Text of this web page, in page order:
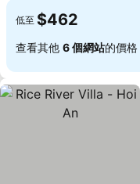
低至 $462
查看其他 6 個網站的價格